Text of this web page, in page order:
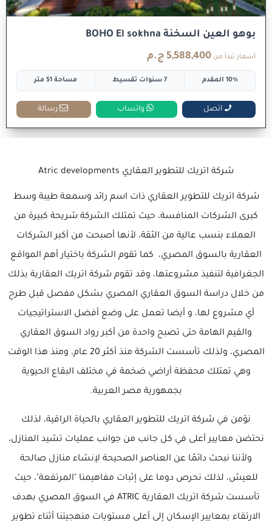
بوهو العين السخنة BOHO El sokhna
أسعار تبدأ من 5,588,400 ج.م
10% المقدم 7 سنوات تقسيط مساحة 51 متر
اتصل واتساب رسالة
شركة اتريك للتطوير العقاري Atric developments
شركة اتريك للتطوير العقاري ذات اسم رائد وسمعة طيبة وسط
كبرى الشركات المنافسة، حيث تمتلك الشركة شريحة كبيرة من
العملاء بنسب عالية من الثقة، لأنها أصبحت من أكبر الشركات
العقارية بالسوق المصري، كما تقوم الشركة باختيار أهم المواقع
الجغرافية لتنفيذ مشروعتها، وقد تقوم شركة اتريك العقارية بذلك
من خلال دراسة السوق العقاري المصري بشكل مفصل قبل طرح
أي مشروع لها، و أيضا تعمل على وضع أفضل الاستراتيجيات
والقيم الهامة حتى تصبح واحدة من أكبر رواد السوق العقاري
المصري، ولذلك تأسست الشركة منذ أكثر 20 عام، ومنذ هذا الوقت
وهي تمتلك محفظة أراضي ضخمة في مختلف البقاع الحيوية
بجمهورية مصر العربية.
نؤمن في شركة اتريك للتطوير العقاري بالحياة الراقية، لذلك
نحتضن معايير أعلى في كل جانب من جوانب عمليات تشيد المنازل،
ولأننا نبحث دائمًا عن العناصر الصحيحة لإنشاء منازل صالحة
للعيش، لذلك نحرص دوما على إثبات مفاهيمنا "المرتفعة"، حيث
تأسست شركة اتريك العقارية ATRIC في السوق المصري بهدف
الارتقاء بمعايير الإسكان إلى أعلى مستويات منهجيتنا أثناء تطوير